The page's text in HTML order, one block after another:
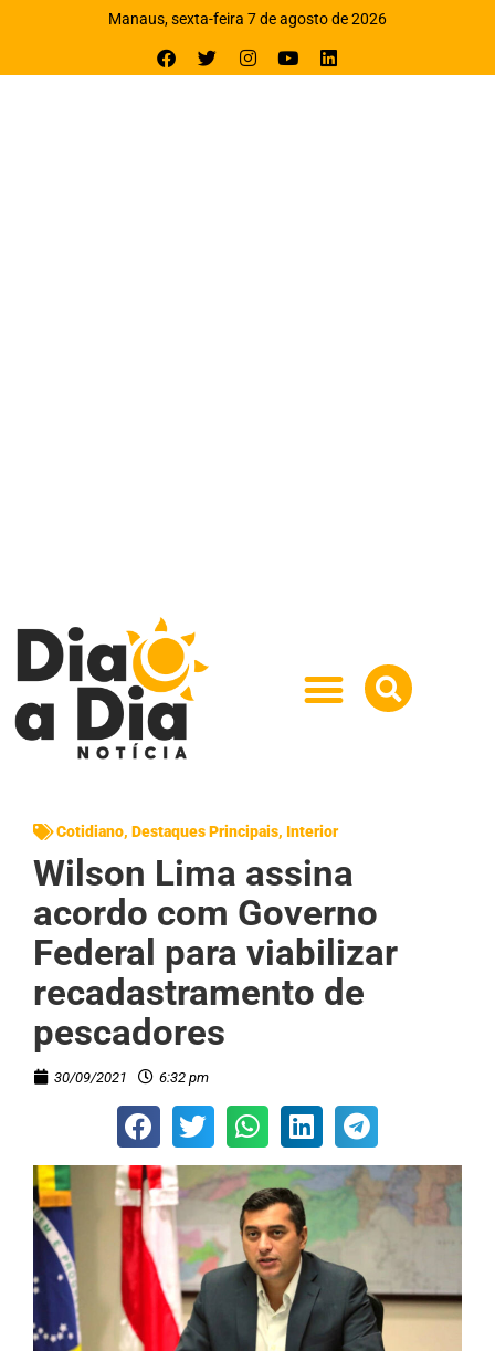
Manaus, sexta-feira 7 de agosto de 2026
Cotidiano, Destaques Principais, Interior
Wilson Lima assina
acordo com Governo
Federal para viabilizar
recadastramento de
pescadores
30/09/2021 6:32 pm